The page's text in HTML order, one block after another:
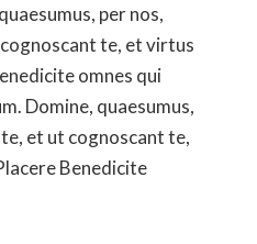
per nos,
te, et virtus
omnes qui
Domine, quaesumus,
et ut cognoscant te,
Benedicite